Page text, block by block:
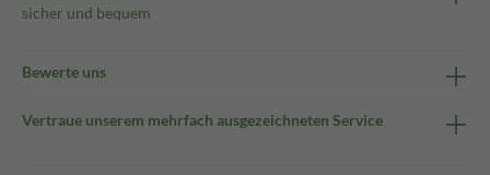
sicher und bequem
Bewerte uns
Vertraue unserem mehrfach ausgezeichneten Service